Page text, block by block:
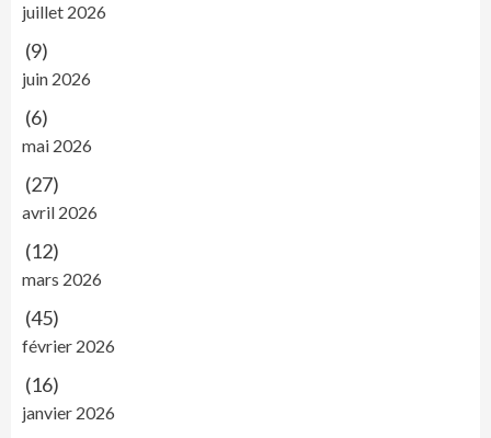
juillet 2026
(9)
juin 2026
(6)
mai 2026
(27)
avril 2026
(12)
mars 2026
(45)
février 2026
(16)
janvier 2026